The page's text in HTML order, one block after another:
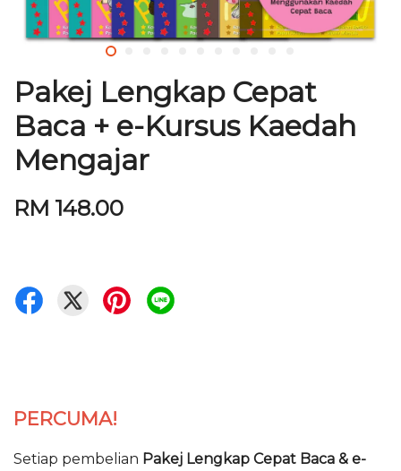
Pakej Lengkap Cepat
Baca + e-Kursus Kaedah
Mengajar
RM 148.00
PERCUMA!
Setiap pembelian Pakej Lengkap Cepat Baca & e-